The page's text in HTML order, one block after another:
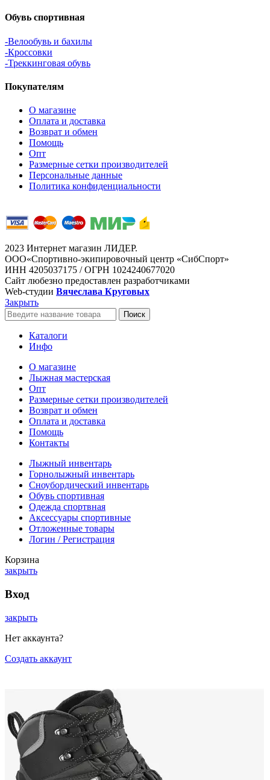
Обувь спортивная
-Велообувь и бахилы
-Кроссовки
-Треккинговая обувь
Покупателям
О магазине
Оплата и доставка
Возврат и обмен
Помощь
Опт
Размерные сетки производителей
Персональные данные
Политика конфиденциальности
2023 Интернет магазин ЛИДЕР.
ООО«Спортивно-экипировочный центр «СибСпорт»
ИНН 4205037175 / ОГРН 1024240677020
Сайт любезно предоставлен разработчиками
Web-студии Вячеслава Круговых
Закрыть
Поиск
Каталоги
Инфо
О магазине
Лыжная мастерская
Опт
Размерные сетки производителей
Возврат и обмен
Оплата и доставка
Помощь
Контакты
Лыжный инвентарь
Горнолыжный инвентарь
Сноубордический инвентарь
Обувь спортивная
Одежда спортвная
Аксессуары спортивные
Отложенные товары
Логин / Регистрация
Корзина
закрыть
Вход
закрыть
Нет аккаунта?
Создать аккаунт